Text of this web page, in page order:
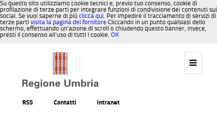
Su questo sito utilizziamo cookie tecnici e, previo tuo consenso, cookie di
profilazione di terze parti per integrare funzioni di condivisione dei contenuti sui
social. Se vuoi saperne di più clicca qui. Per impedire il tracciamento di servizi di
terze parti visita la pagina del fornitore Cliccando in un punto qualsiasi dello
schermo, effettuando un’azione di scroll o chiudendo questo banner, invece,
presti il consenso all’uso di tutti i cookie. OK
RSS Contatti Intranet